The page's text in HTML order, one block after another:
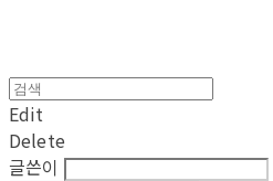
Edit
Delete
글쓴이